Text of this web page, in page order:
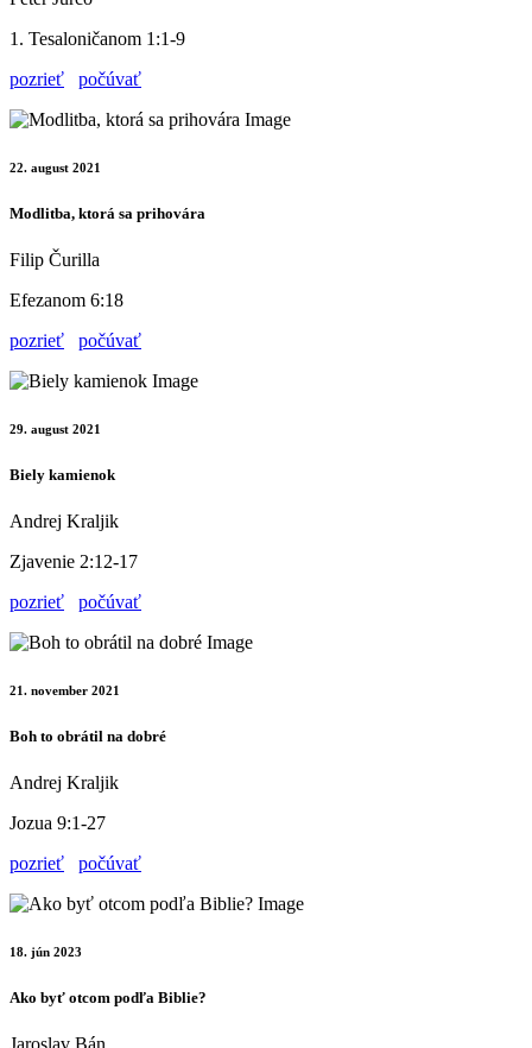
1. Tesaloničanom 1:1-9
pozrieť
počúvať
22. august 2021
Modlitba, ktorá sa prihovára
Filip Čurilla
Efezanom 6:18
pozrieť
počúvať
29. august 2021
Biely kamienok
Andrej Kraljik
Zjavenie 2:12-17
pozrieť
počúvať
21. november 2021
Boh to obrátil na dobré
Andrej Kraljik
Jozua 9:1-27
pozrieť
počúvať
18. jún 2023
Ako byť otcom podľa Biblie?